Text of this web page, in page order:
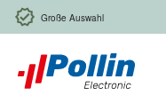
Zum Hauptinhalt springen
Große Auswahl